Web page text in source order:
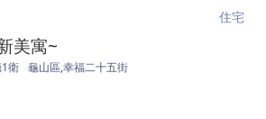
住宅
美寓~
衛 龜山區,幸福二十五街